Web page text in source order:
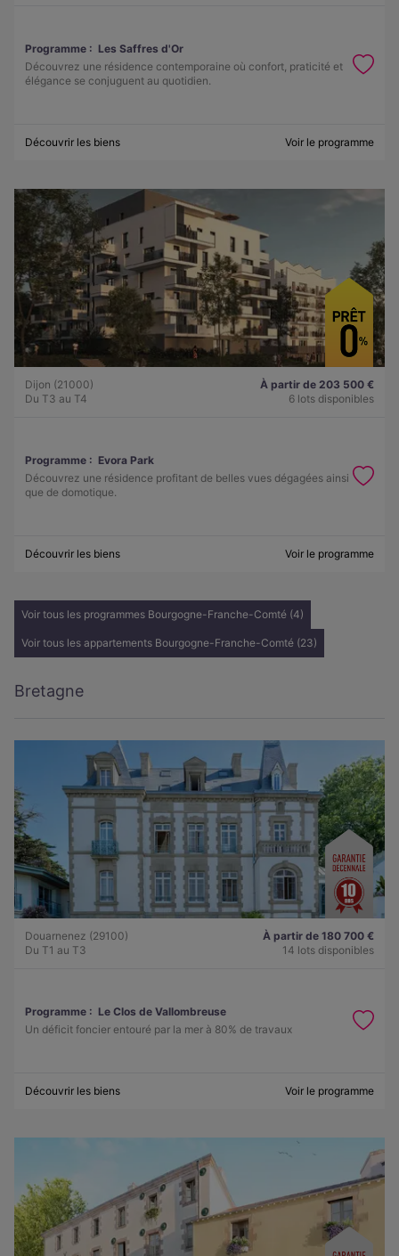
Programme : Les Saffres d'Or
Découvrez une résidence contemporaine où confort, praticité et
élégance se conjuguent au quotidien.
Découvrir les biens Voir le programme
Dijon (21000)
Du T3 au T4
À partir de 203 500 €
6 lots disponibles
Programme : Evora Park
Découvrez une résidence profitant de belles vues dégagées ainsi
que de domotique.
Découvrir les biens Voir le programme
Voir tous les programmes Bourgogne-Franche-Comté (4)
Voir tous les appartements Bourgogne-Franche-Comté (23)
Bretagne
Douarnenez (29100)
Du T1 au T3
À partir de 180 700 €
14 lots disponibles
Programme : Le Clos de Vallombreuse
Un déficit foncier entouré par la mer à 80% de travaux
Découvrir les biens Voir le programme